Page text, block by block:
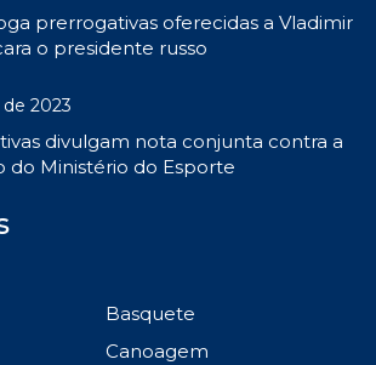
prerrogativas oferecidas a Vladimir
o presidente russo
2023
divulgam nota conjunta contra a
do Ministério do Esporte
Basquete
Canoagem